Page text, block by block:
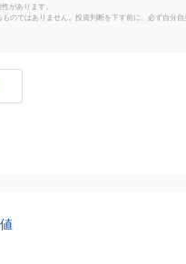
があります。
のではありません。投資判断を下す前に、必ず自分